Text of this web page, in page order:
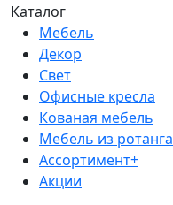
Каталог
Мебель
Декор
Свет
Офисные кресла
Кованая мебель
Мебель из ротанга
Ассортимент+
Акции